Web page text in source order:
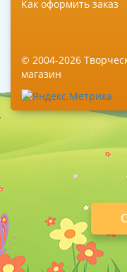
Как оформить заказ
© 2004-2026
магазин